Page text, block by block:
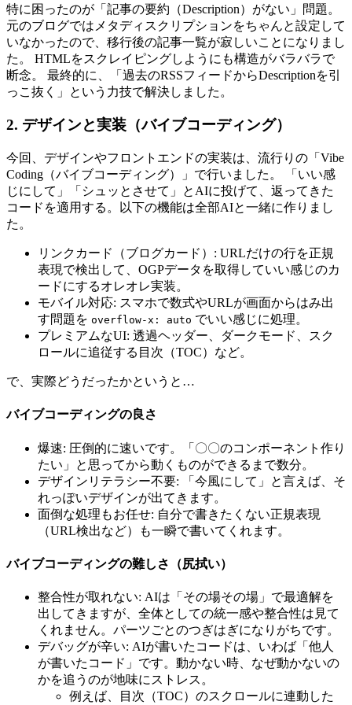
特に困ったのが「記事の要約（Description）がない」問題。
元のブログではメタディスクリプションをちゃんと設定して
いなかったので、移行後の記事一覧が寂しいことになりまし
た。 HTMLをスクレイピングしようにも構造がバラバラで
断念。 最終的に、「過去のRSSフィードからDescriptionを引
っこ抜く」という力技で解決しました。
2. デザインと実装（バイブコーディング）
今回、デザインやフロントエンドの実装は、流行りの「Vibe
Coding（バイブコーディング）」で行いました。 「いい感
じにして」「シュッとさせて」とAIに投げて、返ってきた
コードを適用する。以下の機能は全部AIと一緒に作りまし
た。
リンクカード（ブログカード）: URLだけの行を正規
表現で検出して、OGPデータを取得していい感じのカ
ードにするオレオレ実装。
モバイル対応: スマホで数式やURLが画面からはみ出
す問題を overflow-x: auto でいい感じに処理。
プレミアムなUI: 透過ヘッダー、ダークモード、スク
ロールに追従する目次（TOC）など。
で、実際どうだったかというと…
バイブコーディングの良さ
爆速: 圧倒的に速いです。「〇〇のコンポーネント作り
たい」と思ってから動くものができるまで数分。
デザインリテラシー不要: 「今風にして」と言えば、そ
れっぽいデザインが出てきます。
面倒な処理もお任せ: 自分で書きたくない正規表現
（URL検出など）も一瞬で書いてくれます。
バイブコーディングの難しさ（尻拭い）
整合性が取れない: AIは「その場その場」で最適解を
出してきますが、全体としての統一感や整合性は見て
くれません。パーツごとのつぎはぎになりがちです。
デバッグが辛い: AIが書いたコードは、いわば「他人
が書いたコード」です。動かない時、なぜ動かないの
かを追うのが地味にストレス。
例えば、目次（TOC）のスクロールに連動した